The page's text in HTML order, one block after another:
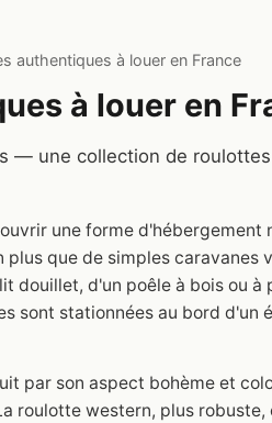
authentiques à louer en France
à louer en
— une collection de
une forme
que de simples caravanes
douillet, d'un poêle à bois ou
sont stationnées au bord
par son aspect bohème et
roulotte western, plus